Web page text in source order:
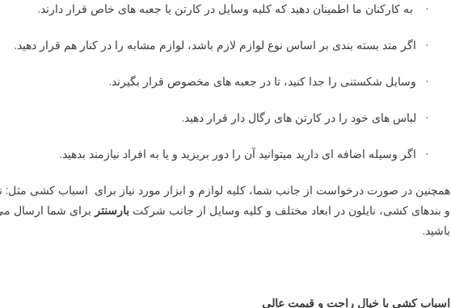
· به کارکنان ما اطمینان دهید که کلیه وسایل در کارتن یا جعبه های خاص قرار دارند.
· اگر متد بسته بندی بر اساس نوع لوازم لازم باشد، لوازم مشابه را در کنار هم قرار دهید.
· وسایل شکستنی را جدا کنید، تا در جعبه های مخصوص قرار بگیرند.
· لباس های خود را در کارتن های رگال دار قرار دهید.
· اگر وسیله اضافه ای دارید میتوانید آن را دور بریزید و یا به افراد نیازمند بدهید.
همچنین در صورت درخواست از جانب شما، کلیه لوازم و ابزار مورد نیاز برای اسباب کشی مثل:
و بندهای کشی، نایلون در ابعاد مختلف و کلیه وسایل از جانب شرکت بارسنتر برای شما ارسال
باشید.
اسباب کشی با خیال راحت و قیمت عالی